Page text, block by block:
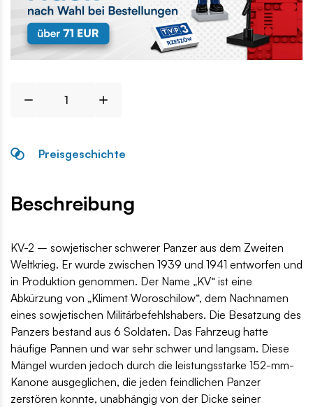
Preisgeschichte
Beschreibung
KV-2 – sowjetischer schwerer Panzer aus dem Zweiten
Weltkrieg. Er wurde zwischen 1939 und 1941 entworfen und
in Produktion genommen. Der Name „KV“ ist eine
Abkürzung von „Kliment Woroschilow“, dem Nachnamen
eines sowjetischen Militärbefehlshabers. Die Besatzung des
Panzers bestand aus 6 Soldaten. Das Fahrzeug hatte
häufige Pannen und war sehr schwer und langsam. Diese
Mängel wurden jedoch durch die leistungsstarke 152-mm-
Kanone ausgeglichen, die jeden feindlichen Panzer
zerstören konnte, unabhängig von der Dicke seiner